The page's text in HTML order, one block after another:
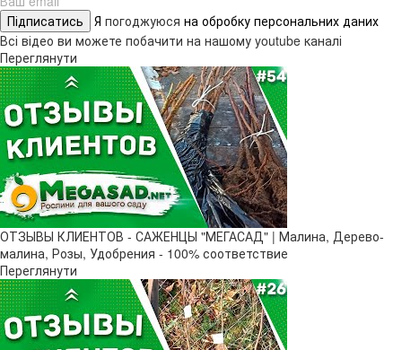
Підписатись Я погоджуюся на обробку персональних даних
Всі відео ви можете побачити на нашому youtube каналі
Переглянути
ОТЗЫВЫ КЛИЕНТОВ - САЖЕНЦЫ "МЕГАСАД" | Малина, Дерево-
малина, Розы, Удобрения - 100% соответствие
Переглянути